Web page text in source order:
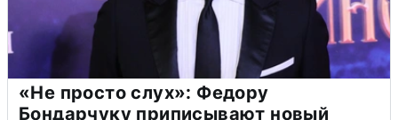
«Не просто слух»: Федору
Бондарчуку приписывают новый